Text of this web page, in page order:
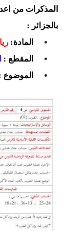
المذكرات من
بالجزائر :
المادة:
المقطع :
الموضوع